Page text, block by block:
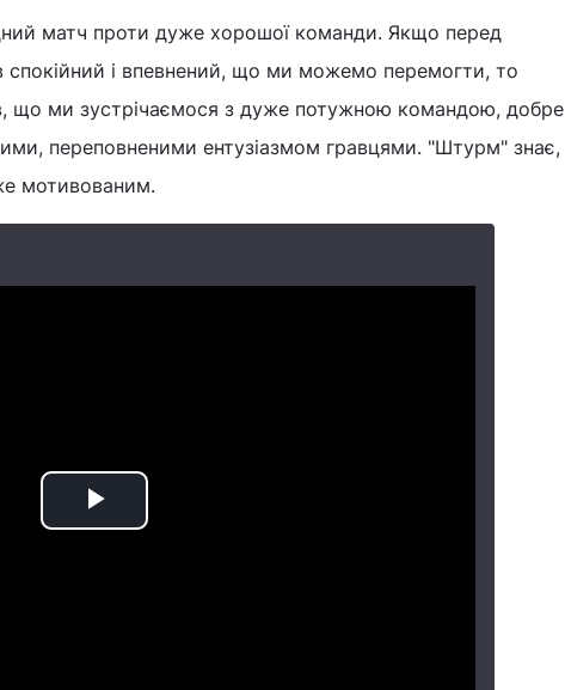
матч проти дуже хорошої команди. Якщо перед
і впевнений, що ми можемо перемогти, то
що ми зустрічаємося з дуже потужною командою, добре
переповненими ентузіазмом гравцями. "Штурм" знає,
мотивованим.
Play